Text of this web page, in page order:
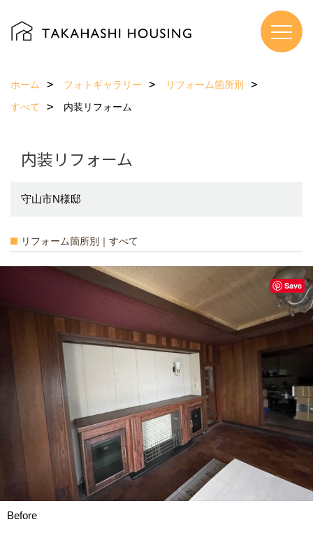
ホーム フォトギャラリー
リフォーム箇所別
すべて
内装リフォーム
内装リフォーム
守山市N様邸
リフォーム箇所別｜すべて
Before
Save